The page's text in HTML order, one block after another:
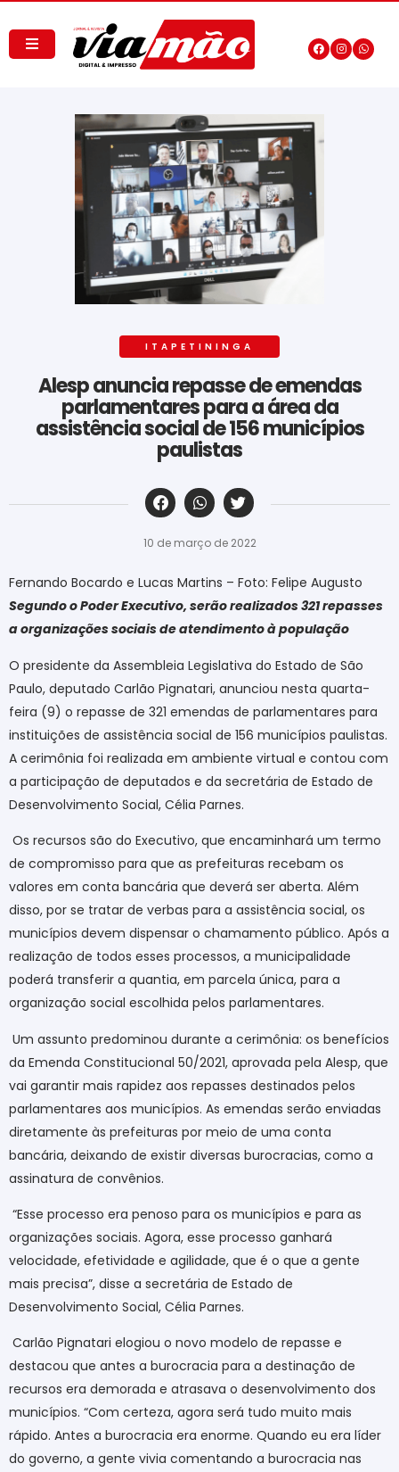
ITAPETININGA
Alesp anuncia repasse de emendas
parlamentares para a área da
assistência social de 156 municípios
paulistas
‎ ‎ ‎ ‎ ‎ ‎ ‎ ‎ ‎ ‎ ‎ ‎ ‎ ‎ ‎ ‎ ‎ ‎ ‎ ‎ ‎ ‎ ‎ ‎ ‎ ‎ ‎ ‎ ‎ ‎ ‎
10 de março de 2022
Fernando Bocardo e Lucas Martins – Foto: Felipe Augusto
Segundo o Poder Executivo, serão realizados 321 repasses
a organizações sociais de atendimento à população
O presidente da Assembleia Legislativa do Estado de São
Paulo, deputado Carlão Pignatari, anunciou nesta quarta-
feira (9) o repasse de 321 emendas de parlamentares para
instituições de assistência social de 156 municípios paulistas.
A cerimônia foi realizada em ambiente virtual e contou com
a participação de deputados e da secretária de Estado de
Desenvolvimento Social, Célia Parnes.
Os recursos são do Executivo, que encaminhará um termo
de compromisso para que as prefeituras recebam os
valores em conta bancária que deverá ser aberta. Além
disso, por se tratar de verbas para a assistência social, os
municípios devem dispensar o chamamento público. Após a
realização de todos esses processos, a municipalidade
poderá transferir a quantia, em parcela única, para a
organização social escolhida pelos parlamentares.
Um assunto predominou durante a cerimônia: os benefícios
da Emenda Constitucional 50/2021, aprovada pela Alesp, que
vai garantir mais rapidez aos repasses destinados pelos
parlamentares aos municípios. As emendas serão enviadas
diretamente às prefeituras por meio de uma conta
bancária, deixando de existir diversas burocracias, como a
assinatura de convênios.
“Esse processo era penoso para os municípios e para as
organizações sociais. Agora, esse processo ganhará
velocidade, efetividade e agilidade, que é o que a gente
mais precisa”, disse a secretária de Estado de
Desenvolvimento Social, Célia Parnes.
Carlão Pignatari elogiou o novo modelo de repasse e
destacou que antes a burocracia para a destinação de
recursos era demorada e atrasava o desenvolvimento dos
municípios. “Com certeza, agora será tudo muito mais
rápido. Antes a burocracia era enorme. Quando eu era líder
do governo, a gente vivia comentando a burocracia nas